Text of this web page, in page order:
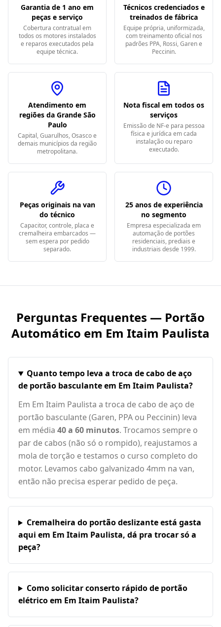
Garantia de 1 ano em
peças e serviço
Cobertura contratual em
todos os motores instalados
e reparos executados pela
equipe técnica.
Técnicos credenciados e
treinados de fábrica
Equipe própria, uniformizada,
com treinamento oficial nos
padrões PPA, Rossi, Garen e
Peccinin.
Atendimento em
regiões da Grande São
Paulo
Capital, Guarulhos, Osasco e
demais municípios da região
metropolitana.
Nota fiscal em todos os
serviços
Emissão de NF-e para pessoa
física e jurídica em cada
instalação ou reparo
executado.
Peças originais na van
do técnico
Capacitor, controle, placa e
cremalheira embarcados —
sem espera por pedido
separado.
25 anos de experiência
no segmento
Empresa especializada em
automação de portões
residenciais, prediais e
industriais desde 1999.
Perguntas Frequentes — Portão
Automático em Em Itaim Paulista
Quanto tempo leva a troca de cabo de aço
de portão basculante em Em Itaim Paulista?
Em Em Itaim Paulista a troca de cabo de aço de
portão basculante (Garen, PPA ou Peccinin) leva
em média 40 a 60 minutos. Trocamos sempre o
par de cabos (não só o rompido), reajustamos a
mola de torção e testamos o curso completo do
motor. Levamos cabo galvanizado 4mm na van,
então não precisa esperar pedido de peça.
Cremalheira do portão deslizante está gasta
aqui em Em Itaim Paulista, dá pra trocar só a
peça?
Como solicitar conserto rápido de portão
elétrico em Em Itaim Paulista?